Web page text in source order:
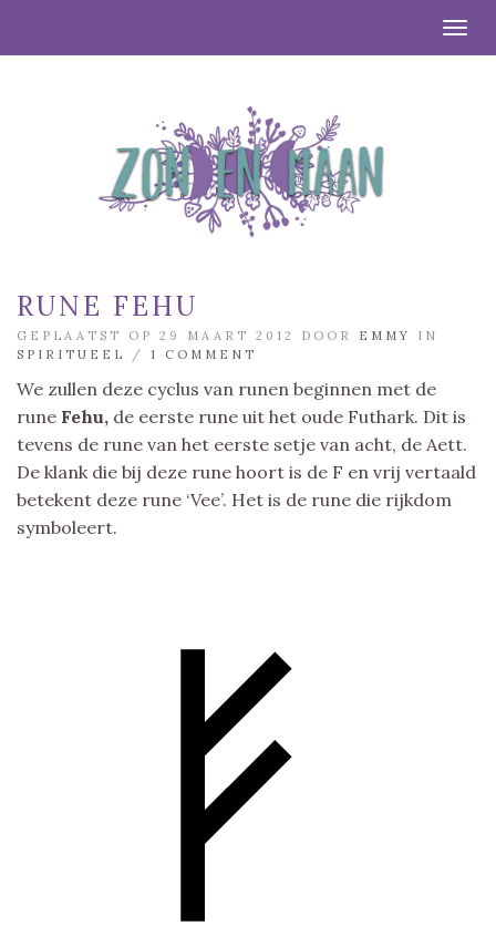
RUNE FEHU
GEPLAATST OP 29 MAART 2012 DOOR EMMY
IN
SPIRITUEEL
/ 1 COMMENT
We zullen deze cyclus van runen beginnen met de
rune Fehu, de eerste rune uit het oude Futhark. Dit is
tevens de rune van het eerste setje van acht, de Aett.
De klank die bij deze rune hoort is de F en vrij vertaald
betekent deze rune ‘Vee’. Het is de rune die rijkdom
symboleert.